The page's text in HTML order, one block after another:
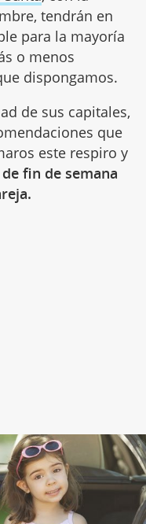
tendrán en
para la mayoría
o menos
dispongamos.
de sus capitales,
que
este respiro y
fin de semana